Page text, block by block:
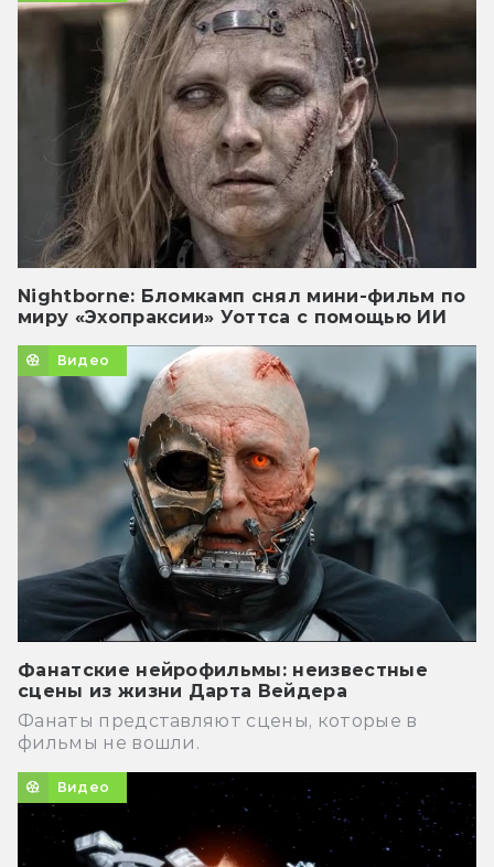
Nightborne: Бломкамп снял мини-фильм по
миру «Эхопраксии» Уоттса с помощью ИИ
Видео
Фанатские нейрофильмы: неизвестные
сцены из жизни Дарта Вейдера
Фанаты представляют сцены, которые в
фильмы не вошли.
Видео